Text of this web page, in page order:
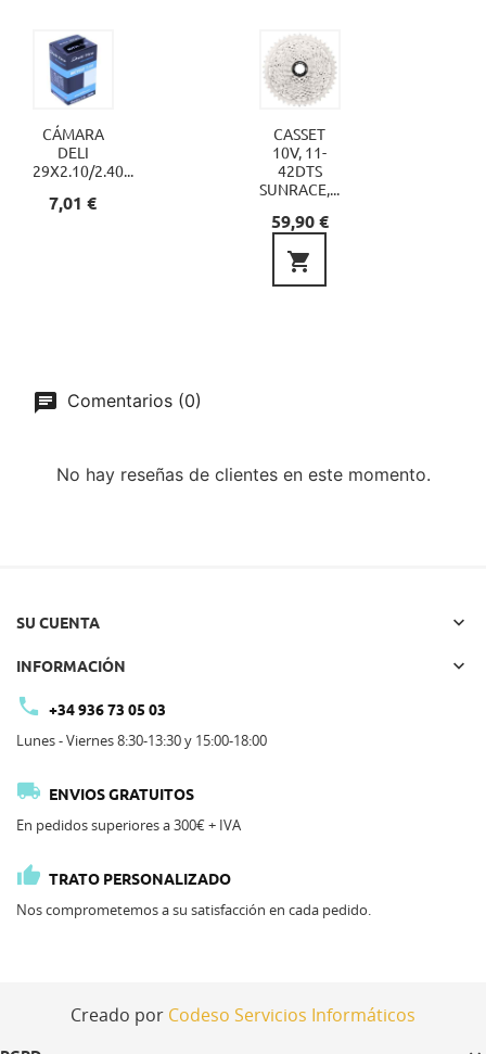
CÁMARA
DELI
29X2.10/2.40...
Precio
7,01 €
CASSET
10V, 11-
42DTS
SUNRACE,...
Precio
59,90 €

Comentarios (0)
No hay reseñas de clientes en este momento.
SU CUENTA 
INFORMACIÓN 
 +34 936 73 05 03
Lunes - Viernes 8:30-13:30 y 15:00-18:00
 ENVIOS GRATUITOS
En pedidos superiores a 300€ + IVA
 TRATO PERSONALIZADO
Nos comprometemos a su satisfacción en cada pedido.
Creado por Codeso Servicios Informáticos